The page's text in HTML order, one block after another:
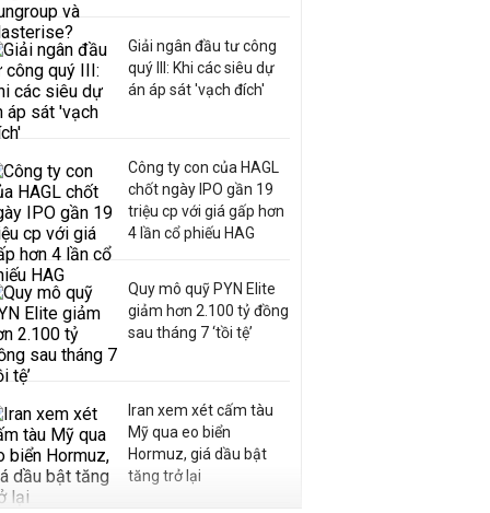
Giải ngân đầu tư công
quý III: Khi các siêu dự
án áp sát 'vạch đích'
Công ty con của HAGL
chốt ngày IPO gần 19
triệu cp với giá gấp hơn
4 lần cổ phiếu HAG
Quy mô quỹ PYN Elite
giảm hơn 2.100 tỷ đồng
sau tháng 7 ‘tồi tệ’
Iran xem xét cấm tàu
Mỹ qua eo biển
Hormuz, giá dầu bật
tăng trở lại